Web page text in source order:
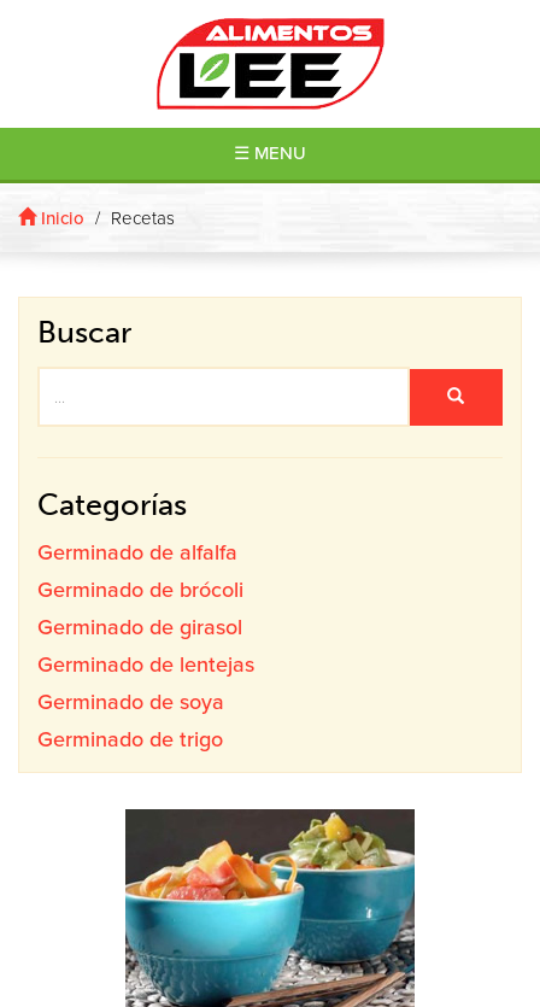
☰ MENU
Inicio / Recetas
Buscar
Categorías
Germinado de alfalfa
Germinado de brócoli
Germinado de girasol
Germinado de lentejas
Germinado de soya
Germinado de trigo